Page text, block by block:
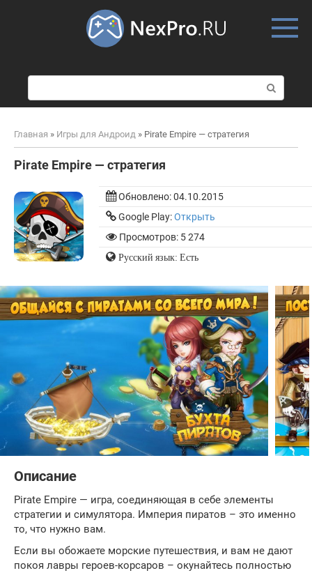
о
и
к
Главная » Игры для Андроид » Pirate Empire — стратегия
Pirate Empire — стратегия
Обновлено:04.10.2015
Google Play:Открыть
Просмотров: 5 274
Русский язык: Есть
Описание
Pirate Empire — игра, соединяющая в себе элементы
стратегии и симулятора. Империя пиратов – это именно
то, что нужно вам.
Если вы обожаете морские путешествия, и вам не дают
покоя лавры героев-корсаров – окунайтесь полностью